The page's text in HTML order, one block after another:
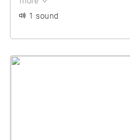
Jinovatkoro, jařima, jaro,
zima, mráz. Pořád dokola.
1 sound